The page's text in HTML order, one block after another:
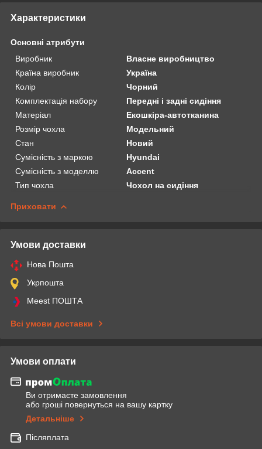
Характеристики
Основні атрибути
Виробник
Власне виробництво
Країна виробник
Україна
Колір
Чорний
Комплектація набору
Передні і задні сидіння
Матеріал
Екошкіра-автотканина
Розмір чохла
Модельний
Стан
Новий
Сумісність з маркою
Hyundai
Сумісність з моделлю
Accent
Тип чохла
Чохол на сидіння
Приховати
Умови доставки
Нова Пошта
Укрпошта
Meest ПОШТА
Всі умови доставки
Умови оплати
Ви отримаєте замовлення
або гроші повернуться на вашу картку
Детальніше
Післяплата